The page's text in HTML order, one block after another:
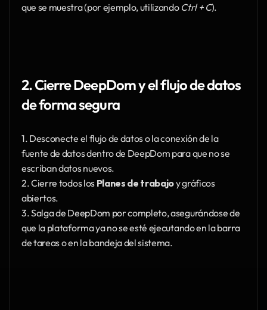
que se muestra (por ejemplo, utilizando Ctrl + C).
2. Cierre DeepDom y el flujo de datos
de forma segura
1. Desconecte el flujo de datos o la conexión de la
fuente de datos dentro de DeepDom para que no se
escriban datos nuevos.
2. Cierre todos los Planes de trabajo y gráficos
abiertos.
3. Salga de DeepDom por completo, asegurándose de
que la plataforma ya no se esté ejecutando en la barra
de tareas o en la bandeja del sistema.